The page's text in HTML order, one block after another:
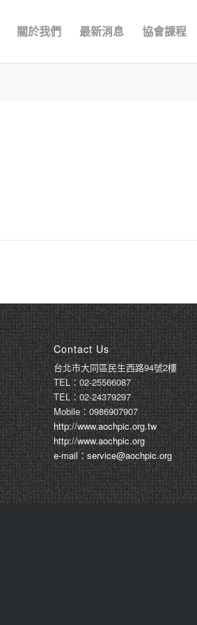
關於我們 最新消息 協會課程
Contact Us
台北市大同區民生西路94號2樓
TEL：02-25566087
TEL：02-24379297
Mobile：0986907907
http://www.aochpic.org.tw
http://www.aochpic.org
e-mail：service@aochpic.org